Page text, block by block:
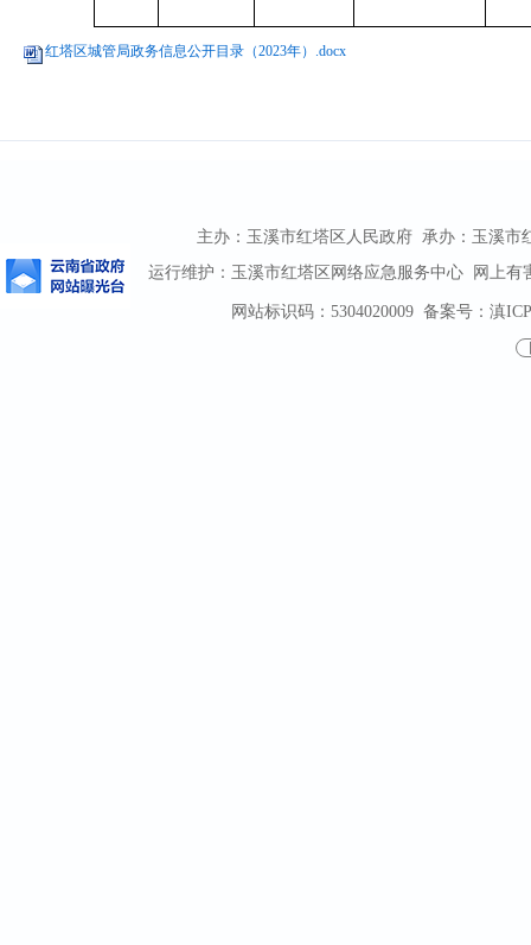
红塔区城管局政务信息公开目录（2023年）.docx
主办：玉溪市红塔区人民政府 承办：玉溪市
运行维护：玉溪市红塔区网络应急服务中心 网上有
网站标识码：5304020009备案号：滇